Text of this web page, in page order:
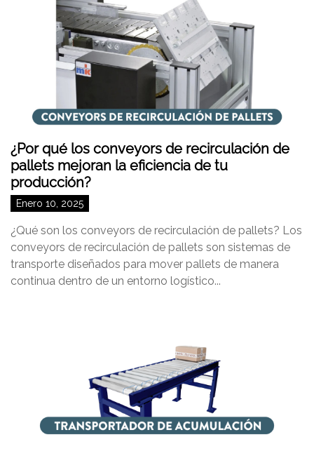
¿Por qué los conveyors de recirculación de
pallets mejoran la eficiencia de tu
producción?
Enero 10, 2025
¿Qué son los conveyors de recirculación de pallets? Los
conveyors de recirculación de pallets son sistemas de
transporte diseñados para mover pallets de manera
continua dentro de un entorno logístico...